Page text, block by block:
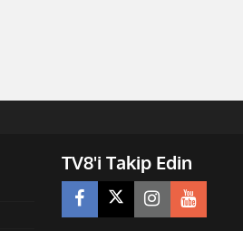
TV8'i Takip Edin